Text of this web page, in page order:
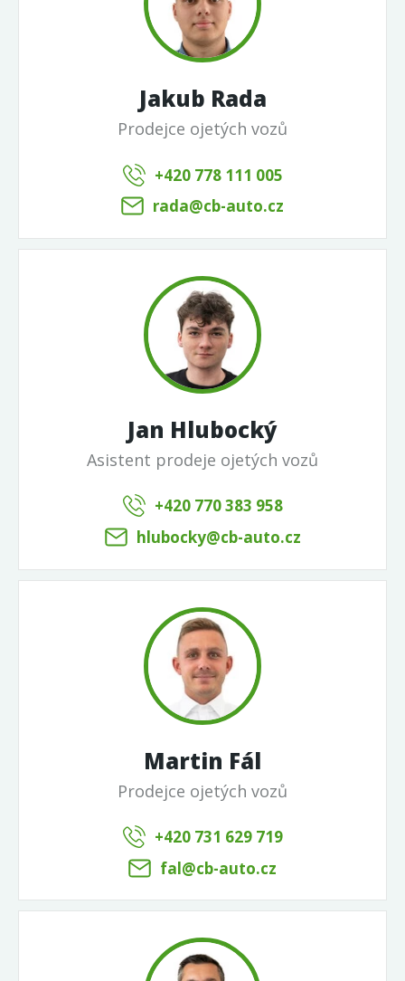
Jakub Rada
Prodejce ojetých vozů
+420 778 111 005
rada@cb-auto.cz
Jan Hlubocký
Asistent prodeje ojetých vozů
+420 770 383 958
hlubocky@cb-auto.cz
Martin Fál
Prodejce ojetých vozů
+420 731 629 719
fal@cb-auto.cz